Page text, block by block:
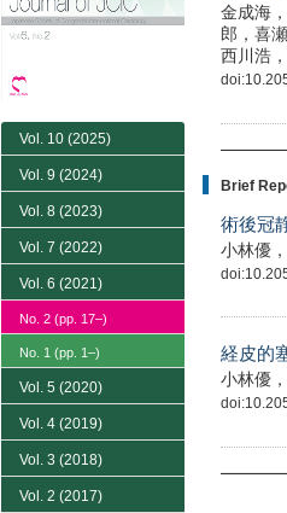
Vol. 10 (2025)
Vol. 9 (2024)
Vol. 8 (2023)
Vol. 7 (2022)
Vol. 6 (2021)
No. 2 (pp. 17–)
No. 1 (pp. 1–)
Vol. 5 (2020)
Vol. 4 (2019)
Vol. 3 (2018)
Vol. 2 (2017)
金成海
郎，喜
西川浩
Brief
術後冠
小林優
経皮的
小林優